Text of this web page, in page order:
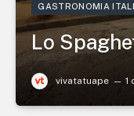
GASTRONOMIA
Lo
vivatatuape 1